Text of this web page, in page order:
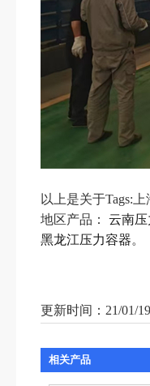
以上是关于Tags:上
地区产品： 云南
黑龙江压力容器。
更新时间：21/01/
相关产品